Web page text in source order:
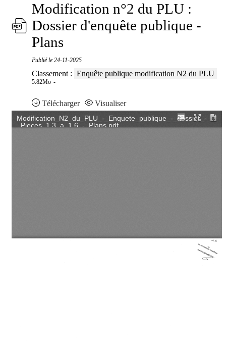
Modification n°2 du PLU :
Dossier d'enquête publique -
Plans
Publié le 24-11-2025
Classement : Enquête publique modification N2 du PLU
5.82Mo
Télécharger Visualiser